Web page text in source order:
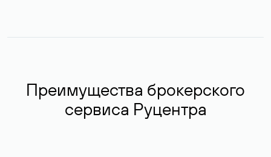
Преимущества брокерского
сервиса Руцентра